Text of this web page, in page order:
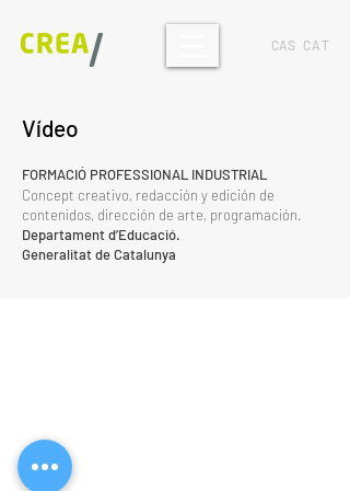
CAS CAT
Vídeo
FORMACIÓ PROFESSIONAL INDUSTRIAL
Concept creativo, redacción y edición de
contenidos, dirección de arte, programación.
Departament d’Educació.
Generalitat de Catalunya